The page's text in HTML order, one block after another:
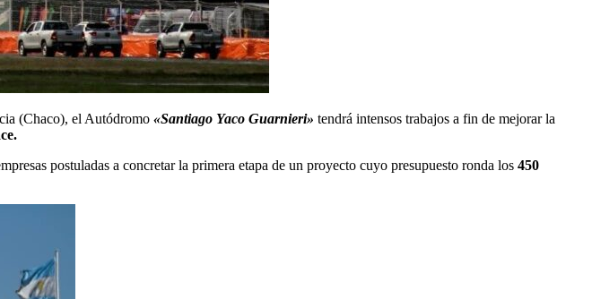
(Chaco), el Autódromo «Santiago Yaco Guarnieri» tendrá intensos trabajos a fin de mejorar la
postuladas a concretar la primera etapa de un proyecto cuyo presupuesto ronda los 450